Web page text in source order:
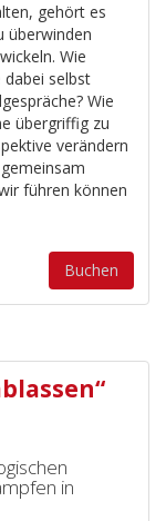
gehört es
überwinden
Wie
selbst
Wie
übergriffig zu
verändern
führen können
Buchen
in